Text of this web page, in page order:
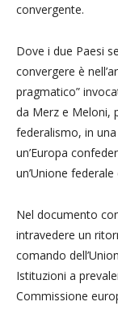
convergente.
Dove i due Paesi
convergere è
pragmatico”
da Merz e Meloni,
federalismo, in
un’Europa
un’Unione
Nel documento
intravedere un
comando
Istituzioni a
Commissione